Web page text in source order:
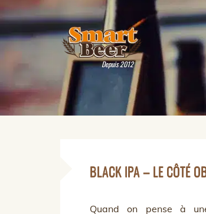
Depuis 2012
BLACK IPA – LE CÔTÉ
Quand on pense à